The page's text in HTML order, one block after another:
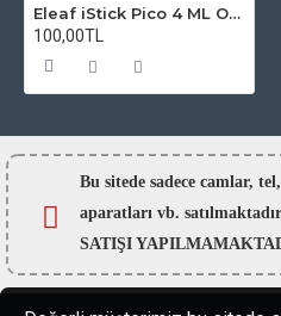
Eleaf iStick Pico 4 ML Oring - Conta seti
100,00TL
Bu sitede sadece camlar,
aparatları vb.
SATIŞI